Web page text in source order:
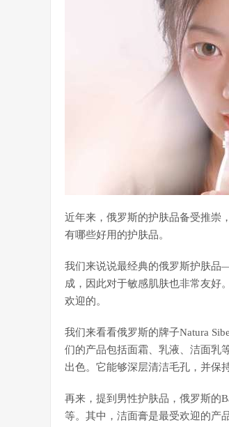
近年来，俄罗斯的护肤品备受推崇
有哪些好用的护肤品。
我们来说说最经典的俄罗斯护肤
成，因此对于敏感肌肤也非常友好
欢迎的。
我们来看看俄罗斯的牌子Natura
们的产品包括面霜、乳液、洁面乳
出色。它能够深层清洁毛孔，并保
再来，提到男性护肤品，俄罗斯的
等。其中，洁面膏是最受欢迎的产